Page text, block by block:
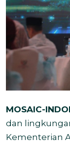
MOSAIC-
dan
Kementerian